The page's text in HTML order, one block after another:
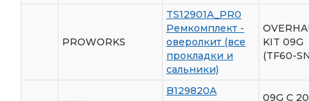
PROWORKS
TS12901A_PR0
Ремкомплект -
оверолкит (все
прокладки и
сальники)
KIT 09G
(TF60-
B129820A
09G С